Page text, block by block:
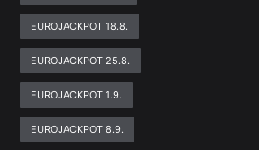
EUROJACKPOT 18.8.
EUROJACKPOT 25.8.
EUROJACKPOT 1.9.
EUROJACKPOT 8.9.